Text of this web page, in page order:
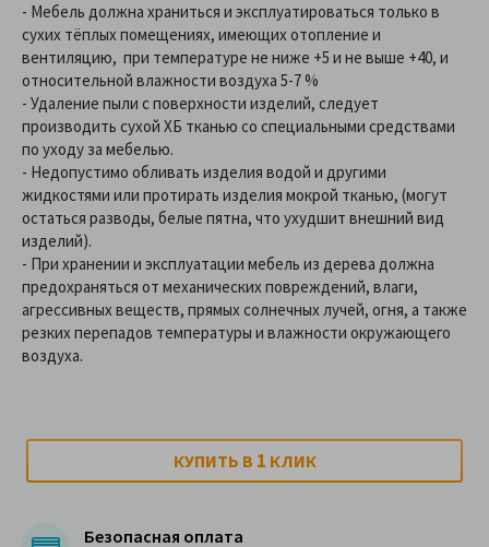
- Мебель должна храниться и эксплуатироваться только в
сухих тёплых помещениях, имеющих отопление и
вентиляцию, при температуре не ниже +5 и не выше +40, и
относительной влажности воздуха 5-7 %
- Удаление пыли с поверхности изделий, следует
производить сухой ХБ тканью со специальными средствами
по уходу за мебелью.
- Недопустимо обливать изделия водой и другими
жидкостями или протирать изделия мокрой тканью, (могут
остаться разводы, белые пятна, что ухудшит внешний вид
изделий).
- При хранении и эксплуатации мебель из дерева должна
предохраняться от механических повреждений, влаги,
агрессивных веществ, прямых солнечных лучей, огня, а также
резких перепадов температуры и влажности окружающего
воздуха.
КУПИТЬ В 1 КЛИК
Безопасная оплата